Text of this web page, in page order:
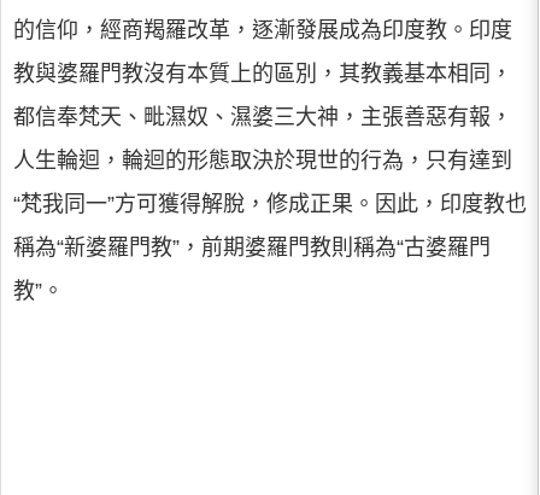
的信仰，經商羯羅改革，逐漸發展成為印度教。印度
教與婆羅門教沒有本質上的區別，其教義基本相同，
都信奉梵天、毗濕奴、濕婆三大神，主張善惡有報，
人生輪迴，輪迴的形態取決於現世的行為，只有達到
“梵我同一”方可獲得解脫，修成正果。因此，印度教也
稱為“新婆羅門教”，前期婆羅門教則稱為“古婆羅門
教”。